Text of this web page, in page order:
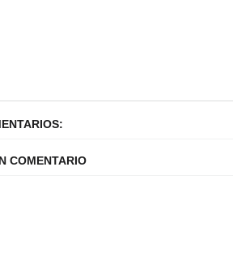
COMENTARIO